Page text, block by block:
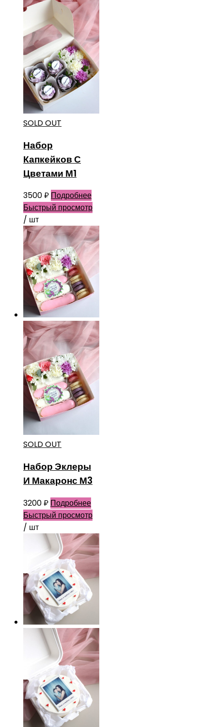
SOLD OUT
Набор
Капкейков С
Цветами М1
3500₽ Подробнее
Быстрый просмотр
/ шт
SOLD OUT
Набор Эклеры
И Макаронс М3
3200₽ Подробнее
Быстрый просмотр
/ шт